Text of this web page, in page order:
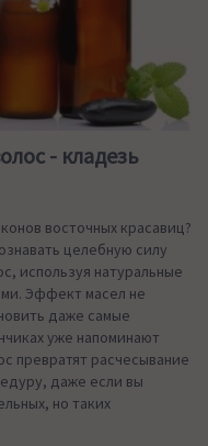
- кладезь
восточных красавиц?
целебную силу
используя натуральные
Эффект масел не
даже самые
уже напоминают
превратят расчесывание
даже если вы
но таких